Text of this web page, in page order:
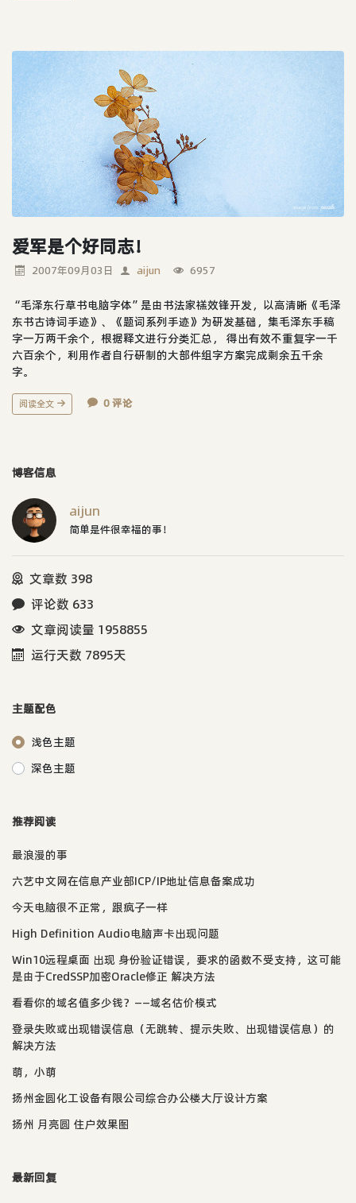
爱军是个好同志！
2007年09月03日 aijun 6957
“毛泽东行草书电脑字体”是由书法家禚效锋开发，以高清晰《毛泽
东书古诗词手迹》、《题词系列手迹》为研发基础，集毛泽东手稿
字一万两千余个，根据释文进行分类汇总， 得出有效不重复字一千
六百余个，利用作者自行研制的大部件组字方案完成剩余五千余
字。
阅读全文 0 评论
博客信息
aijun
简单是件很幸福的事！
文章数 398
评论数 633
文章阅读量 1958855
运行天数 7895天
主题配色
浅色主题
深色主题
推荐阅读
最浪漫的事
六艺中文网在信息产业部ICP/IP地址信息备案成功
今天电脑很不正常，跟疯子一样
High Definition Audio电脑声卡出现问题
Win10远程桌面 出现 身份验证错误，要求的函数不受支持，这可能
是由于CredSSP加密Oracle修正 解决方法
看看你的域名值多少钱？——域名估价模式
登录失败或出现错误信息（无跳转、提示失败、出现错误信息）的
解决方法
萌，小萌
扬州金圆化工设备有限公司综合办公楼大厅设计方案
扬州 月亮圆 住户效果图
最新回复